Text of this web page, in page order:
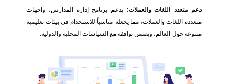
دعم متعدد اللغات والعملات: يدعم برنامج إدارة المدارس، واجهات
متعددة اللغات والعملات، مما يجعله مناسباً للاستخدام في بيئات تعليمية
متنوعة حول العالم، ويضمن توافقه مع السياسات المحلية والدولية.